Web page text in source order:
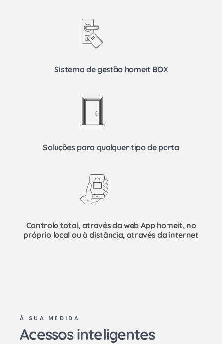
Sistema de gestão homeit BOX
Soluções para qualquer tipo de porta
Controlo total, através da web App homeit, no
próprio local ou à distância, através da internet
À SUA MEDIDA
Acessos inteligentes